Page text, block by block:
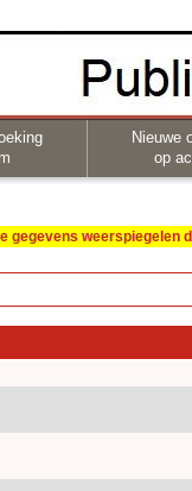
Nieuwe
op
gegevens